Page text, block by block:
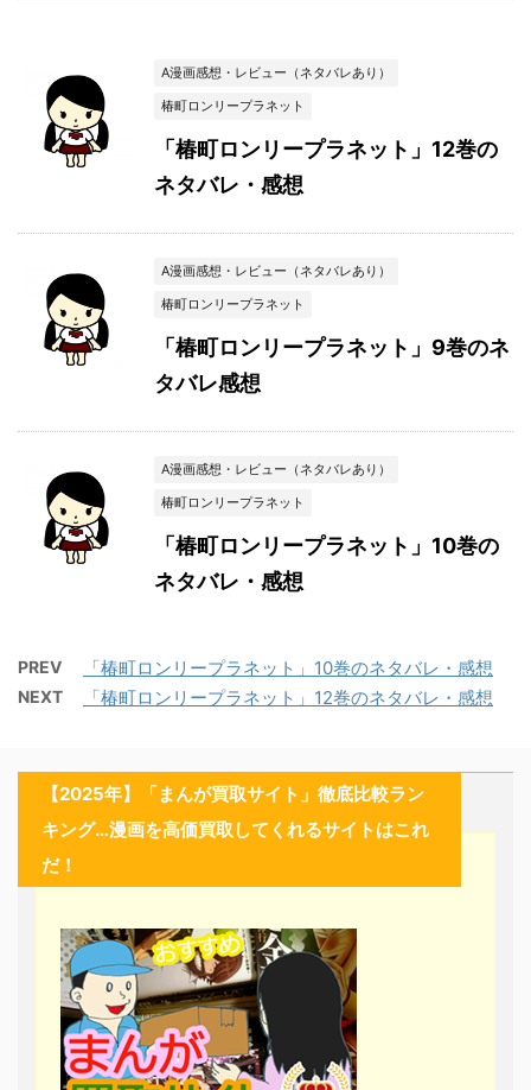
A漫画感想・レビュー（ネタバレあり）
椿町ロンリープラネット
「椿町ロンリープラネット」12巻の
ネタバレ・感想
A漫画感想・レビュー（ネタバレあり）
椿町ロンリープラネット
「椿町ロンリープラネット」9巻のネ
タバレ感想
A漫画感想・レビュー（ネタバレあり）
椿町ロンリープラネット
「椿町ロンリープラネット」10巻の
ネタバレ・感想
PREV 「椿町ロンリープラネット」10巻のネタバレ・感想
NEXT 「椿町ロンリープラネット」12巻のネタバレ・感想
【2025年】「まんが買取サイト」徹底比較ラン
キング…漫画を高価買取してくれるサイトはこれ
だ！